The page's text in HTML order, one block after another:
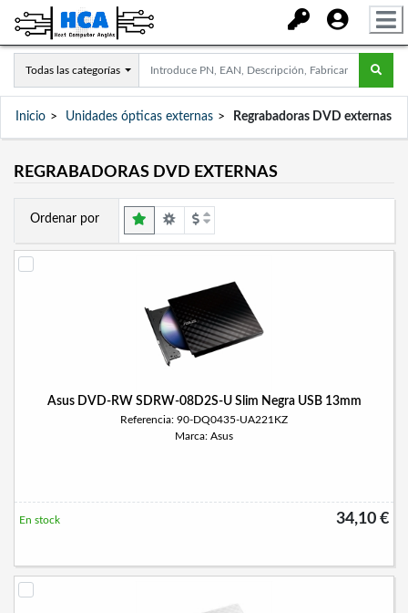
Todas las categorías
Inicio Unidades ópticas externas Regrabadoras DVD externas
REGRABADORAS DVD EXTERNAS
Ordenar por
Asus DVD-RW SDRW-08D2S-U Slim Negra USB 13mm
Referencia: 90-DQ0435-UA221KZ
Marca: Asus
34,10 €
En stock